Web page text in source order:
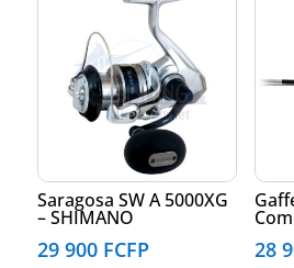
Saragosa SW A 5000XG
– SHIMANO
29 900 FCFP 28